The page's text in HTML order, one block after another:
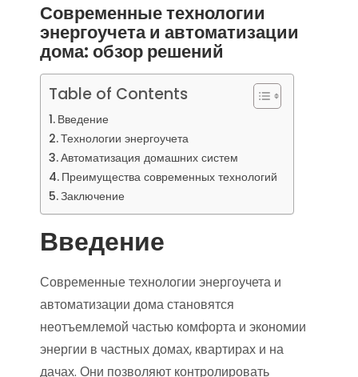
Современные технологии
энергоучета и автоматизации
дома: обзор решений
Table of Contents
Введение
Технологии энергоучета
Автоматизация домашних систем
Преимущества современных технологий
Заключение
Введение
Современные технологии энергоучета и
автоматизации дома становятся
неотъемлемой частью комфорта и экономии
энергии в частных домах, квартирах и на
дачах. Они позволяют контролировать